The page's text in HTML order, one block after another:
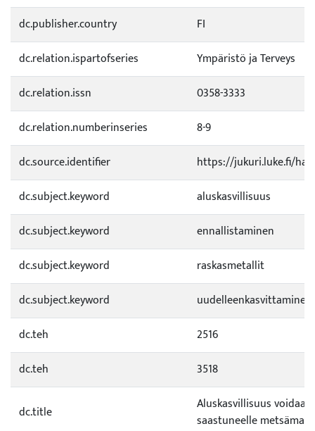
dc.publisher.country
FI
dc.relation.ispartofseries
Ympäristö ja Terveys
dc.relation.issn
0358-3333
dc.relation.numberinseries
8-9
dc.source.identifier
https://jukuri.luke.fi/
dc.subject.keyword
aluskasvillisuus
dc.subject.keyword
ennallistaminen
dc.subject.keyword
raskasmetallit
dc.subject.keyword
uudelleenkasvittaminen
dc.teh
2516
dc.teh
3518
dc.title
Aluskasvillisuus
saastuneelle